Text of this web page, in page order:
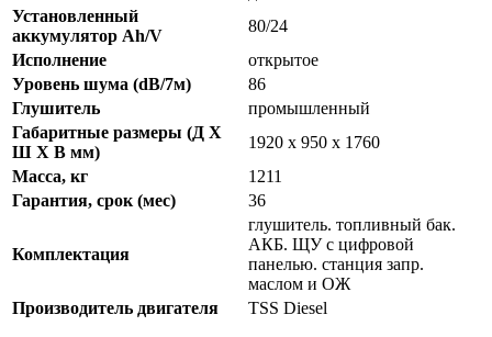
Установленный
аккумулятор Ah/V
80/24
Исполнение
открытое
Уровень шума (dB/7м)
86
Глушитель
промышленный
Габаритные размеры (Д X
Ш X В мм)
1920 х 950 х 1760
Масса, кг
1211
Гарантия, срок (мес)
36
Комплектация
глушитель. топливный бак.
АКБ. ЩУ с цифровой
панелью. станция запр.
маслом и ОЖ
Производитель двигателя
TSS Diesel